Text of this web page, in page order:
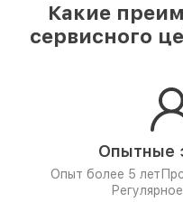
Какие
сервисного
Опытные
Опыт более 5 лет